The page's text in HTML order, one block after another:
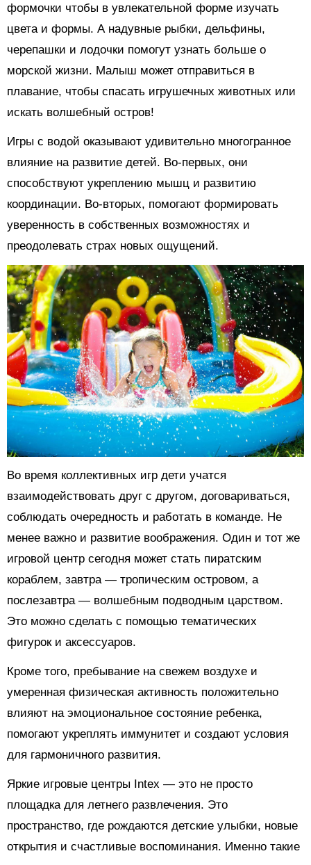
формочки чтобы в увлекательной форме изучать
цвета и формы. А надувные рыбки, дельфины,
черепашки и лодочки помогут узнать больше о
морской жизни. Малыш может отправиться в
плавание, чтобы спасать игрушечных животных или
искать волшебный остров!
Игры с водой оказывают удивительно многогранное
влияние на развитие детей. Во-первых, они
способствуют укреплению мышц и развитию
координации. Во-вторых, помогают формировать
уверенность в собственных возможностях и
преодолевать страх новых ощущений.
Во время коллективных игр дети учатся
взаимодействовать друг с другом, договариваться,
соблюдать очередность и работать в команде. Не
менее важно и развитие воображения. Один и тот же
игровой центр сегодня может стать пиратским
кораблем, завтра — тропическим островом, а
послезавтра — волшебным подводным царством.
Это можно сделать с помощью тематических
фигурок и аксессуаров.
Кроме того, пребывание на свежем воздухе и
умеренная физическая активность положительно
влияют на эмоциональное состояние ребенка,
помогают укреплять иммунитет и создают условия
для гармоничного развития.
Яркие игровые центры Intex — это не просто
площадка для летнего развлечения. Это
пространство, где рождаются детские улыбки, новые
открытия и счастливые воспоминания. Именно такие